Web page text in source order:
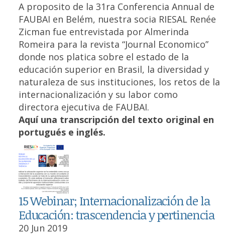
A proposito de la 31ra Conferencia Annual de
FAUBAI en Belém, nuestra socia RIESAL Renée
Zicman fue entrevistada por Almerinda
Romeira para la revista “Journal Economico”
donde nos platica sobre el estado de la
educación superior en Brasil, la diversidad y
naturaleza de sus instituciones, los retos de la
internacionalización y su labor como
directora ejecutiva de FAUBAI.
Aquí una transcripción del texto original en
portugués e inglés.
15 Webinar; Internacionalización de la
Educación: trascendencia y pertinencia
20 Jun 2019